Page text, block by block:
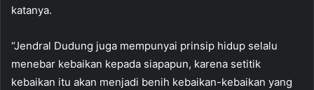
katanya.
“Jendral Dudung juga mempunyai prinsip hidup selalu
menebar kebaikan kepada siapapun, karena setitik
kebaikan itu akan menjadi benih kebaikan-kebaikan yang